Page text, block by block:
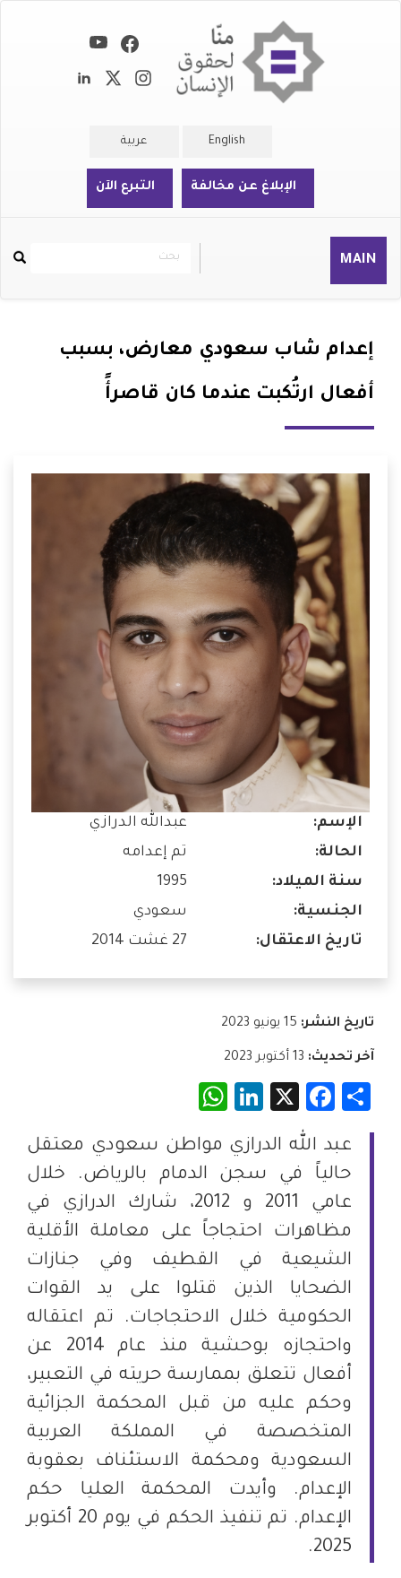
English عربية
الإبلاغ عن مخالفة التبرع الآن
MAIN
Rechercher
بحث
إعدام شاب سعودي معارض، بسبب
أفعال ارتُكبت عندما كان قاصرأً
الإسم:
عبدالله الدرازي
الحالة:
تم إعدامه
سنة الميلاد:
1995
الجنسية:
سعودي
تاريخ الاعتقال:
27 غشت 2014
تاريخ النشر:
آخر تحديث:
Share
Facebook
LinkedIn
عبد الله الدرازي مواطن سعودي معتقل
حالياً في سجن الدمام بالرياض. خلال
عامي 2011 و 2012، شارك الدرازي في
مظاهرات احتجاجاً على معاملة الأقلية
الشيعية في القطيف وفي جنازات
الضحايا الذين قتلوا على يد القوات
الحكومية خلال الاحتجاجات. تم اعتقاله
واحتجازه بوحشية منذ عام 2014 عن
أفعال تتعلق بممارسة حريته في التعبير،
وحكم عليه من قبل المحكمة الجزائية
المتخصصة في المملكة العربية
السعودية ومحكمة الاستئناف بعقوبة
الإعدام. وأيدت المحكمة العليا حكم
الإعدام. تم تنفيذ الحكم في يوم 20 أكتوبر
2025.